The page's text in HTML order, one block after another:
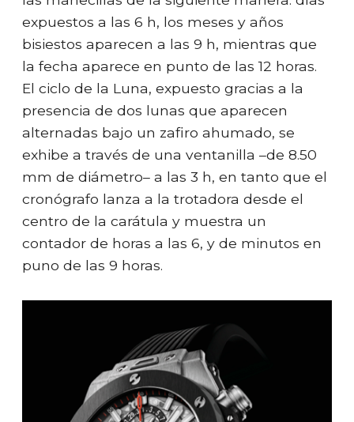
expuestos a las 6 h, los meses y años
bisiestos aparecen a las 9 h, mientras que
la fecha aparece en punto de las 12 horas.
El ciclo de la Luna, expuesto gracias a la
presencia de dos lunas que aparecen
alternadas bajo un zafiro ahumado, se
exhibe a través de una ventanilla –de 8.50
mm de diámetro– a las 3 h, en tanto que el
cronógrafo lanza a la trotadora desde el
centro de la carátula y muestra un
contador de horas a las 6, y de minutos en
puno de las 9 horas.